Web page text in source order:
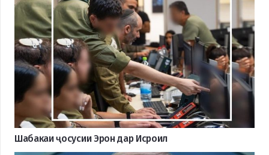
Шабакаи ҷосусии Эрон дар Исроил